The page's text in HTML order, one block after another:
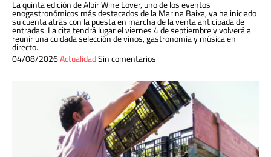
La quinta edición de Albir Wine Lover, uno de los eventos
enogastronómicos más destacados de la Marina Baixa, ya ha iniciado
su cuenta atrás con la puesta en marcha de la venta anticipada de
entradas. La cita tendrá lugar el viernes 4 de septiembre y volverá a
reunir una cuidada selección de vinos, gastronomía y música en
directo.
04/08/2026ActualidadSin comentarios